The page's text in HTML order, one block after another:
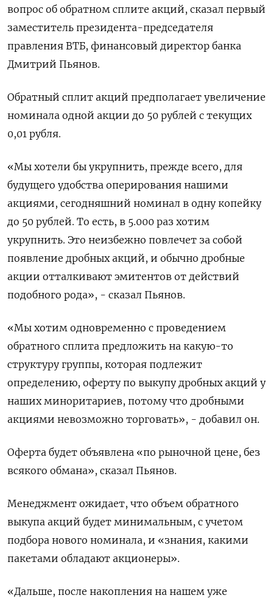
вопрос об обратном сплите акций, сказал первый
заместитель президента-председателя
правления ВТБ, финансовый директор банка
Дмитрий Пьянов.
Обратный сплит акций предполагает увеличение
номинала одной акции до 50 рублей с текущих
0,01 рубля.
«Мы хотели бы укрупнить, прежде всего, для
будущего удобства оперирования нашими
акциями, сегодняшний номинал в одну копейку
до 50 рублей. То есть, в 5.000 раз хотим
укрупнить. Это неизбежно повлечет за собой
появление дробных акций, и обычно дробные
акции отталкивают эмитентов от действий
подобного рода», - сказал Пьянов.
«Мы хотим одновременно с проведением
обратного сплита предложить на какую-то
структуру группы, которая подлежит
определению, оферту по выкупу дробных акций у
наших миноритариев, потому что дробными
акциями невозможно торговать», - добавил он.
Оферта будет объявлена «по рыночной цене, без
всякого обмана», сказал Пьянов.
Менеджмент ожидает, что объем обратного
выкупа акций будет минимальным, с учетом
подбора нового номинала, и «знания, какими
пакетами обладают акционеры».
«Дальше, после накопления на нашем уже